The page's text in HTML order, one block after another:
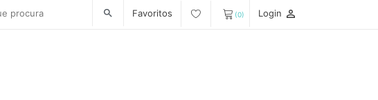
search Favoritos (0) Login person_outline